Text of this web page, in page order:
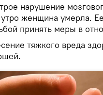
нарушение
женщина умерла.
принять меры в
тяжкого вреда